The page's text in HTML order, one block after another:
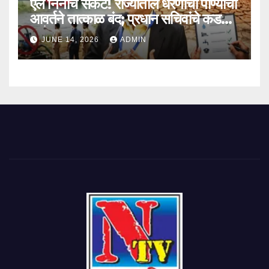
एल निनोचे संकट! राज्यातील धरणांची पाण्याची
आवर्तने तात्काळ बंद; प्रधान सचिवांचे कडक
आदेश
JUNE 14, 2026 ADMIN